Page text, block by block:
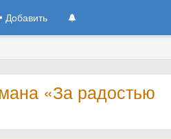
Добавить
«За радостью